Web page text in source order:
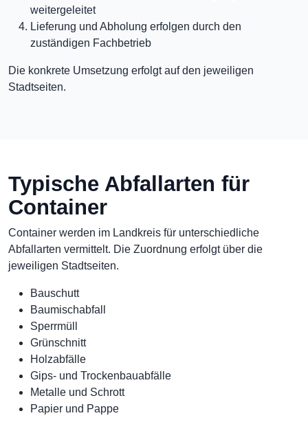
weitergeleitet
Lieferung und Abholung erfolgen durch den
zuständigen Fachbetrieb
Die konkrete Umsetzung erfolgt auf den jeweiligen
Stadtseiten.
Typische Abfallarten für
Container
Container werden im Landkreis für unterschiedliche
Abfallarten vermittelt. Die Zuordnung erfolgt über die
jeweiligen Stadtseiten.
Bauschutt
Baumischabfall
Sperrmüll
Grünschnitt
Holzabfälle
Gips- und Trockenbauabfälle
Metalle und Schrott
Papier und Pappe